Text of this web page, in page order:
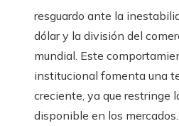
resguardo ante la
dólar y la división del
mundial. Este
institucional fomenta una
creciente, ya que restringe
disponible en los mercados.